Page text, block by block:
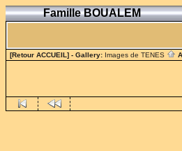
Famille BOUALEM
[Retour ACCUEIL] - Gallery: Images de TENES